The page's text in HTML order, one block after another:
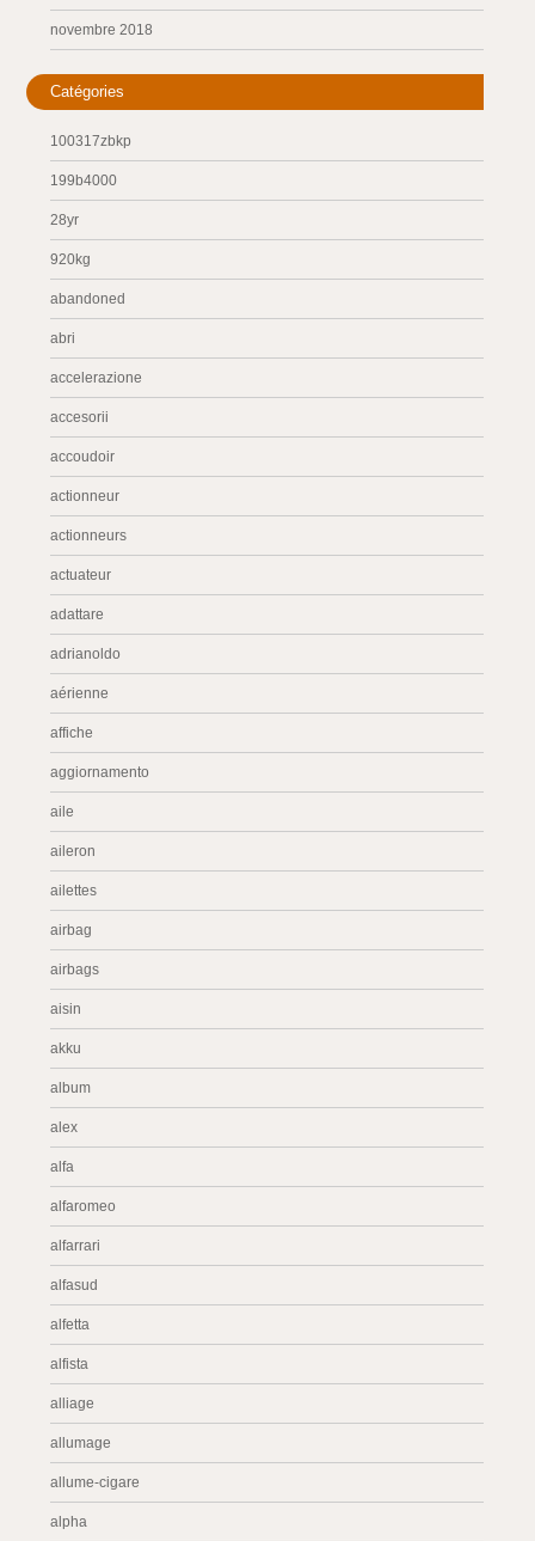
novembre 2018
Catégories
100317zbkp
199b4000
28yr
920kg
abandoned
abri
accelerazione
accesorii
accoudoir
actionneur
actionneurs
actuateur
adattare
adrianoldo
aérienne
affiche
aggiornamento
aile
aileron
ailettes
airbag
airbags
aisin
akku
album
alex
alfa
alfaromeo
alfarrari
alfasud
alfetta
alfista
alliage
allumage
allume-cigare
alpha